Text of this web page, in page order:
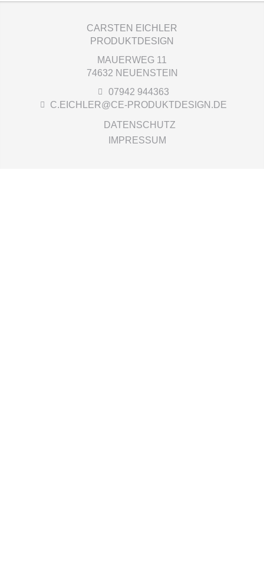
CARSTEN EICHLER
PRODUKTDESIGN
MAUERWEG 11
74632 NEUENSTEIN
07942 944363
C.EICHLER@CE-PRODUKTDESIGN.DE
DATENSCHUTZ
IMPRESSUM